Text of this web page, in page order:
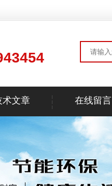
术文章 在线留言